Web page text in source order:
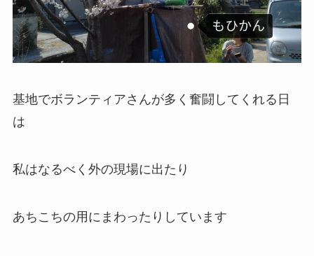
基地でボランティアさんが多く奮闘してくれる日
は
私はなるべく外の現場に出たり
あちこちの用にまわったりしています